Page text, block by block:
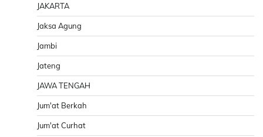
JAKARTA
Jaksa Agung
Jambi
Jateng
JAWA TENGAH
Jum'at Berkah
Jum'at Curhat